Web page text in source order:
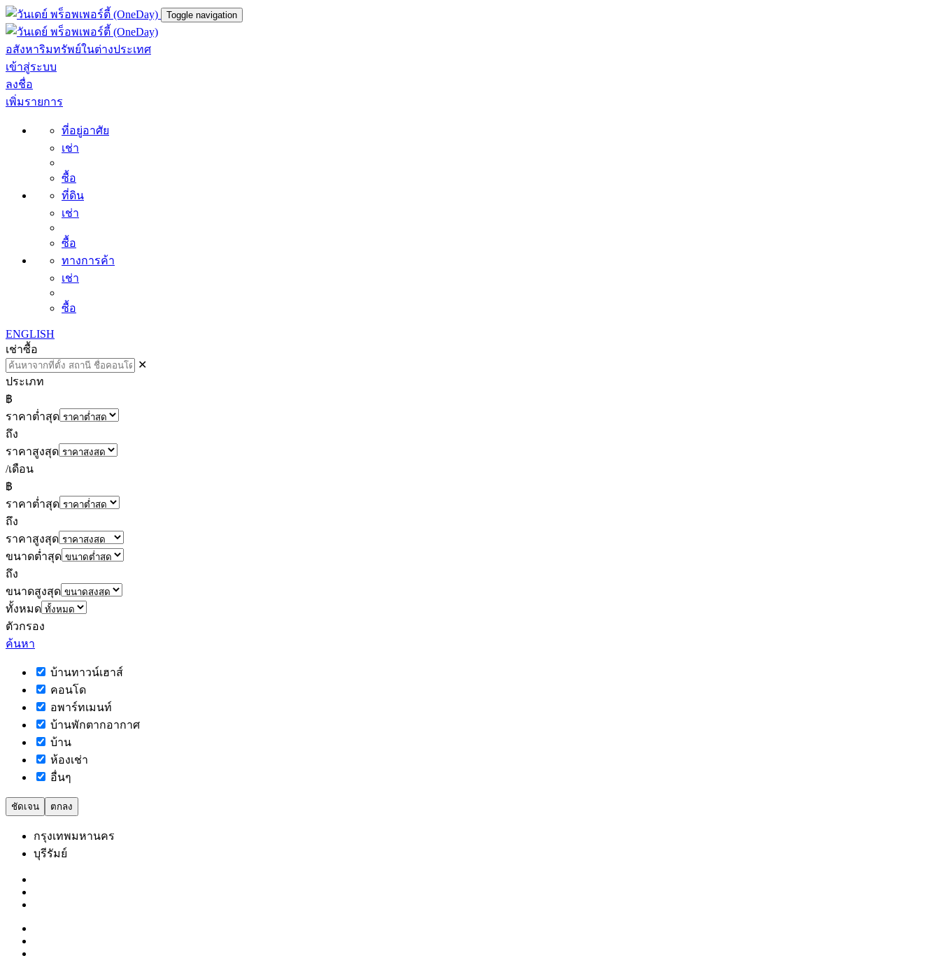
Toggle navigation
อสังหาริมทรัพย์ในต่างประเทศ
เข้าสู่ระบบ
ลงชื่อ
เพิ่มรายการ
ที่อยู่อาศัย
เช่า
ซื้อ
ที่ดิน
เช่า
ซื้อ
ทางการค้า
เช่า
ซื้อ
ENGLISH
เช่าซื้อ
✕
ประเภท
฿
ราคาต่ำสุด
ถึง
ราคาสูงสุด
/เดือน
฿
ราคาต่ำสุด
ถึง
ราคาสูงสุด
ขนาดต่ำสุด
ถึง
ขนาดสูงสุด
ทั้งหมด
ตัวกรอง
ค้นหา
บ้านทาวน์เฮาส์
คอนโด
อพาร์ทเมนท์
บ้านพักตากอากาศ
บ้าน
ห้องเช่า
อื่นๆ
ชัดเจน ตกลง
กรุงเทพมหานคร
บุรีรัมย์